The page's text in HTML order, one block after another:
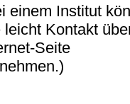
einem Institut
leicht Kontakt
Seite